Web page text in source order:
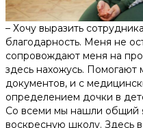
– Хочу выразить
благодарность. Меня не
сопровождают меня на
здесь нахожусь. Помогают
документов, и с
определением дочки в
Со всеми мы нашли общий
воскресную школу. Здесь